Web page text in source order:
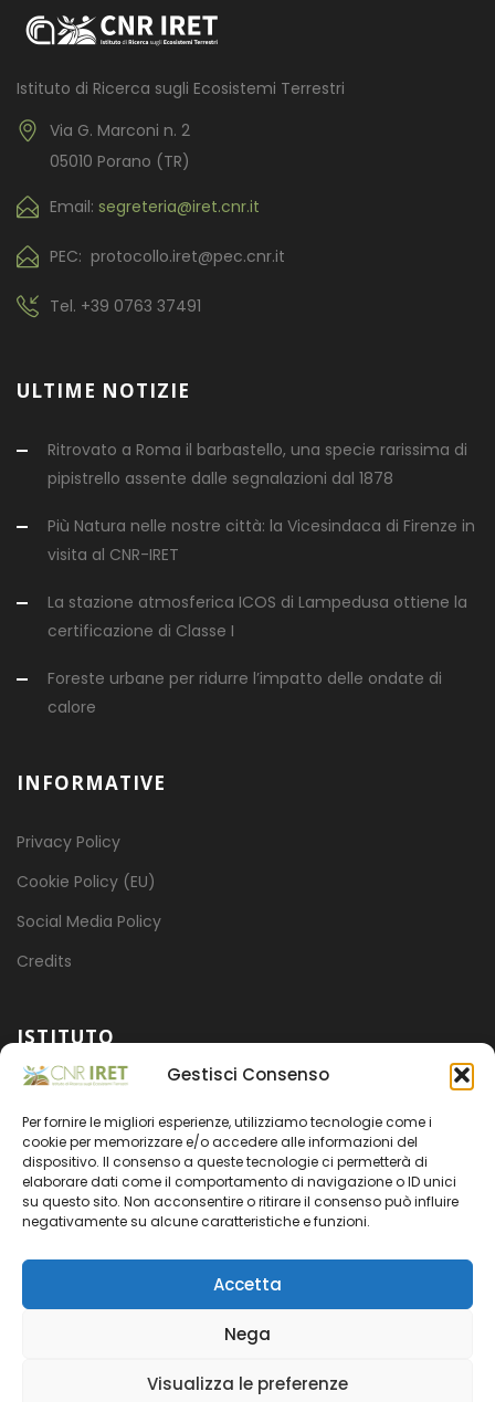
Gestisci Consenso
Per fornire le migliori esperienze, utilizziamo tecnologie come i
cookie per memorizzare e/o accedere alle informazioni del
dispositivo. Il consenso a queste tecnologie ci permetterà di
elaborare dati come il comportamento di navigazione o ID unici
su questo sito. Non acconsentire o ritirare il consenso può influire
negativamente su alcune caratteristiche e funzioni.
Accetta
Nega
Visualizza le preferenze
Istituto di Ricerca sugli Ecosistemi Terrestri
Via G. Marconi n. 2
05010 Porano (TR)
Email: segreteria@iret.cnr.it
PEC: protocollo.iret@pec.cnr.it
Tel. +39 0763 37491
ULTIME NOTIZIE
Ritrovato a Roma il barbastello, una specie rarissima di
pipistrello assente dalle segnalazioni dal 1878
Più Natura nelle nostre città: la Vicesindaca di Firenze in
visita al CNR-IRET
La stazione atmosferica ICOS di Lampedusa ottiene la
certificazione di Classe I
Foreste urbane per ridurre l’impatto delle ondate di
calore
INFORMATIVE
Privacy Policy
Cookie Policy (EU)
Social Media Policy
Credits
ISTITUTO
Progetti
Organizzazione
Amministrazione trasparente
- CODICE FISCALE 80054330586 - PARTITA IVA
02118311006